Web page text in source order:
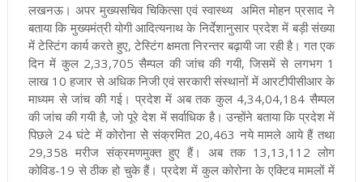
लखनऊ। अपर मुख्यसचिव चिकित्सा एवं स्वास्थ्य अमित मोहन प्रसाद ने
बताया कि मुख्यमंत्री योगी आदित्यनाथ के निर्देशानुसार प्रदेश में बड़ी संख्या
में टेस्टिंग कार्य करते हुए, टेस्टिंग क्षमता निरन्तर बढ़ायी जा रही है। गत एक
दिन में कुल 2,33,705 सैम्पल की जांच की गयी, जिसमें से लगभग 1
लाख 10 हजार से अधिक निजी एवं सरकारी संस्थानों में आरटीपीसीआर के
माध्यम से जांच की गई। प्रदेश में अब तक कुल 4,34,04,184 सैम्पल
की जांच की गयी है, जो पूरे देश में सर्वाधिक है। उन्होंने बताया कि प्रदेश में
पिछले 24 घंटे में कोरोना सेे संक्रमित 20,463 नये मामले आये हैं तथा
29,358 मरीज संक्रमणमुक्त हुए हैं। अब तक 13,13,112 लोग
कोविड-19 से ठीक हो चुके हैं। प्रदेश में कुल कोरोना के एक्टिव मामलों में